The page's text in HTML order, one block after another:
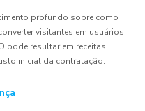
profundo sobre como
visitantes em usuários.
pode resultar em receitas
inicial da contratação.